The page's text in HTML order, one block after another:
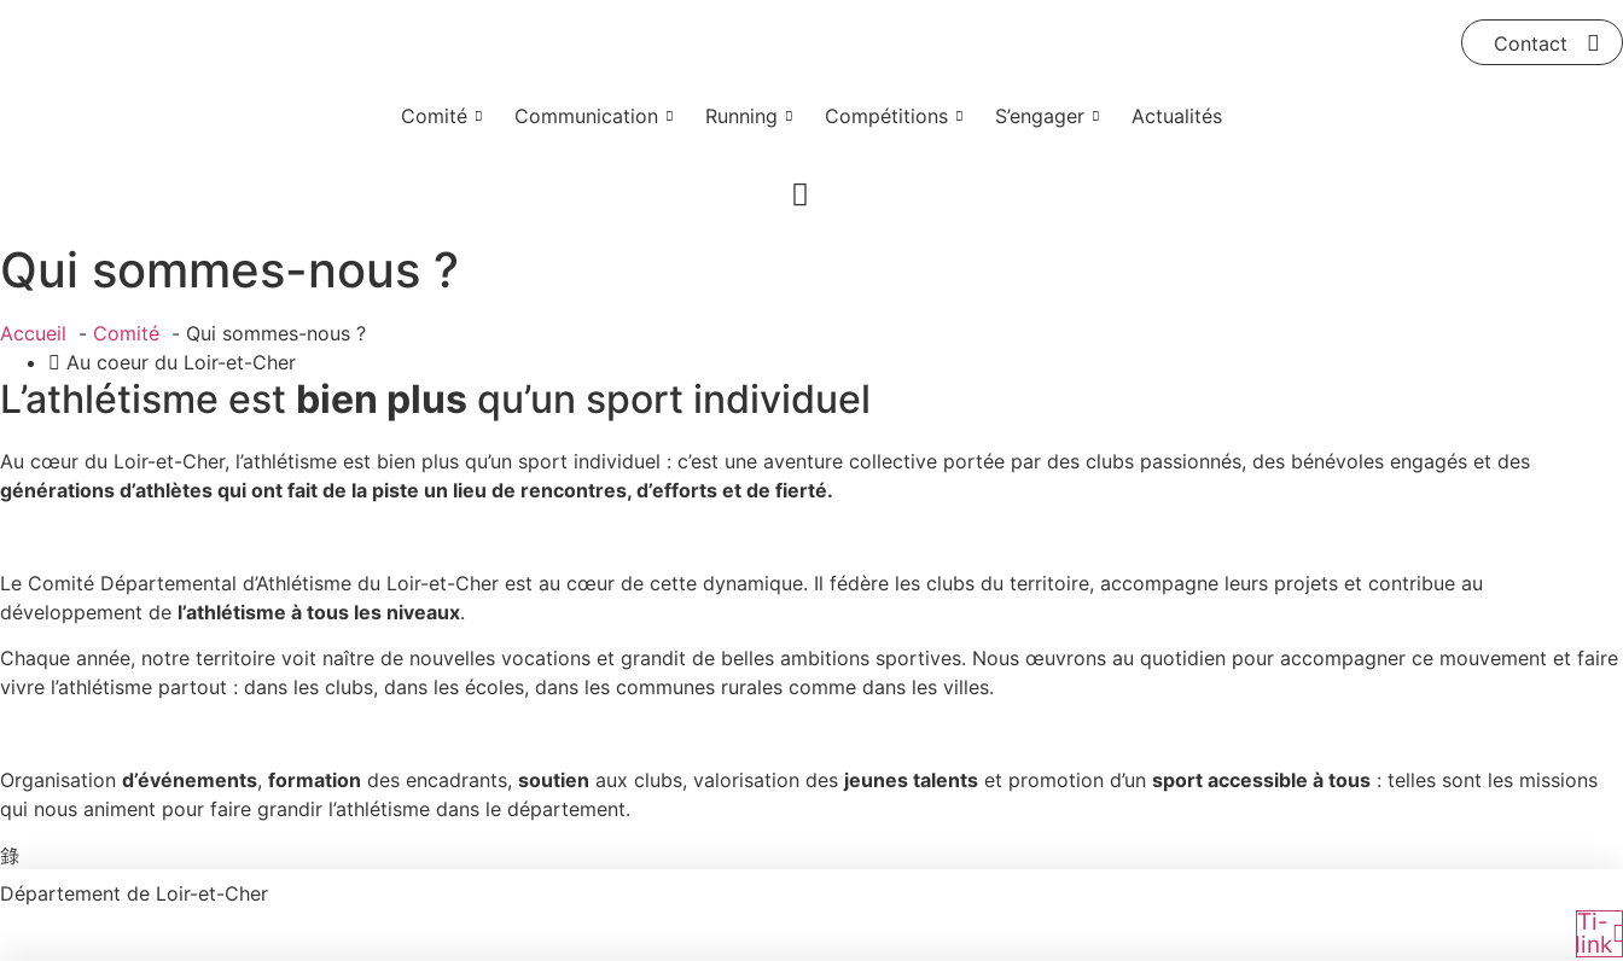
Contact
Comité Communication Running Compétitions S’engager Actualités
Qui sommes-nous ?
Accueil Comité
Qui sommes-nous ?
Au coeur du Loir-et-Cher
L’athlétisme est bien plus qu’un sport individuel
Au cœur du Loir-et-Cher, l’athlétisme est bien plus qu’un sport individuel : c’est une aventure collective portée par des clubs passionnés, des bénévoles engagés et des
générations d’athlètes qui ont fait de la piste un lieu de rencontres, d’efforts et de fierté.
Le Comité Départemental d’Athlétisme du Loir-et-Cher est au cœur de cette dynamique. Il fédère les clubs du territoire, accompagne leurs projets et contribue au
développement de l’athlétisme à tous les niveaux.
Chaque année, notre territoire voit naître de nouvelles vocations et grandit de belles ambitions sportives. Nous œuvrons au quotidien pour accompagner ce mouvement et faire
vivre l’athlétisme partout : dans les clubs, dans les écoles, dans les communes rurales comme dans les villes.
Organisation d’événements, formation des encadrants, soutien aux clubs, valorisation des jeunes talents et promotion d’un sport accessible à tous : telles sont les missions
qui nous animent pour faire grandir l’athlétisme dans le département.
Département de Loir-et-Cher
Ti-
link